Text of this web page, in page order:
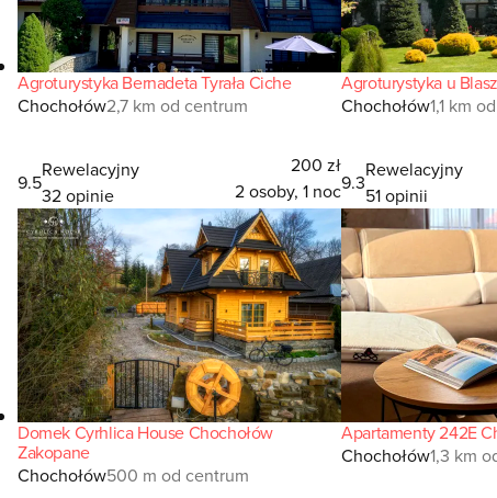
Agroturystyka Bernadeta Tyrała Ciche
Chochołów2,7 km od centrum
9.5
Rewelacyjny
32 opinie
200 zł
2 osoby, 1 noc
Agroturystyka u
Chochołów1,1 km
9.3
Rewelacyjny
51 opinii
Domek Cyrhlica House Chochołów
Zakopane
Chochołów500 m od centrum
Apartamenty 242E
Chochołów1,3 km